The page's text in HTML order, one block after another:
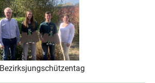
Bezirksjungschützentag